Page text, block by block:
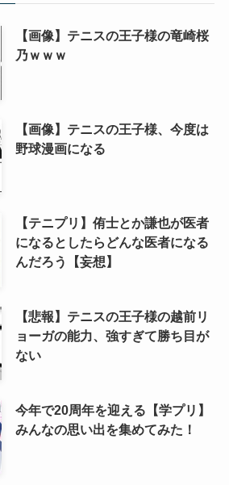
【画像】テニスの王子様の竜崎桜
乃ｗｗｗ
【画像】テニスの王子様、今度は
野球漫画になる
【テニプリ】侑士とか謙也が医者
になるとしたらどんな医者になる
んだろう【妄想】
【悲報】テニスの王子様の越前リ
ョーガの能力、強すぎて勝ち目が
ない
今年で20周年を迎える【学プリ】
みんなの思い出を集めてみた！